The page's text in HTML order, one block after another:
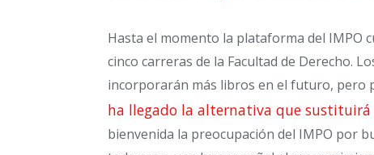
Hasta el momento la plataforma del IMPO
cinco carreras de la Facultad de Derecho.
incorporarán más libros en el futuro, pero
ha llegado la alternativa que sustituirá
bienvenida la preocupación del IMPO por